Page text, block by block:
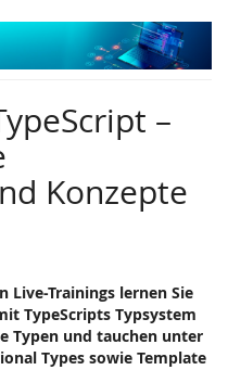
–
Konzepte
Live-Trainings lernen Sie
TypeScripts Typsystem
Typen und tauchen unter
Types sowie Template